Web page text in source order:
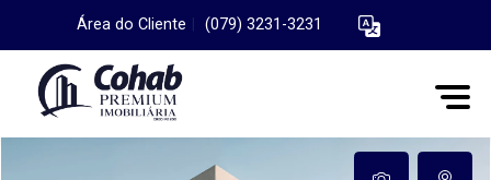
Área do Cliente (079) 3231-3231